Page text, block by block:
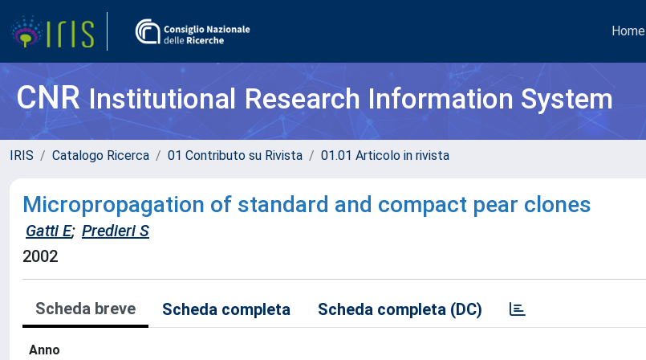
Home
CNRInstitutional Research Information System
IRIS Catalogo Ricerca 01 Contributo su Rivista 01.01 Articolo in rivista
Micropropagation of standard and compact pear clones
Gatti E; Predieri S
2002
Scheda breve Scheda completa Scheda completa (DC)
Anno